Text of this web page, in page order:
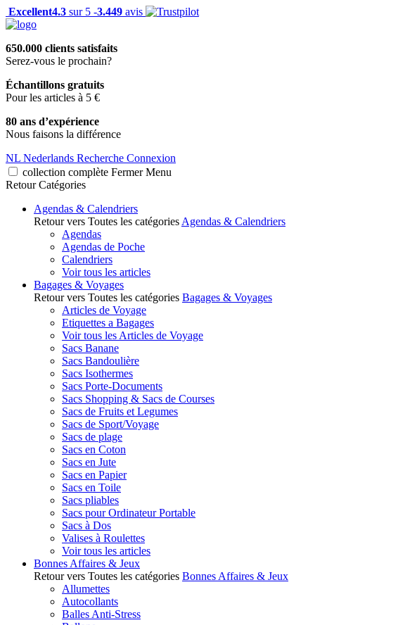
Excellent4.3 sur 5 -3.449 avis
650.000 clients satisfaits
Serez-vous le prochain?
Échantillons gratuits
Pour les articles à 5 €
80 ans d’expérience
Nous faisons la différence
NL Nederlands Recherche Connexion
collection complète Fermer Menu
Retour Catégories
Agendas & Calendriers
Retour vers Toutes les catégories Agendas & Calendriers
Agendas
Agendas de Poche
Calendriers
Voir tous les articles
Bagages & Voyages
Retour vers Toutes les catégories Bagages & Voyages
Articles de Voyage
Etiquettes a Bagages
Voir tous les Articles de Voyage
Sacs Banane
Sacs Bandoulière
Sacs Isothermes
Sacs Porte-Documents
Sacs Shopping & Sacs de Courses
Sacs de Fruits et Legumes
Sacs de Sport/Voyage
Sacs de plage
Sacs en Coton
Sacs en Jute
Sacs en Papier
Sacs en Toile
Sacs pliables
Sacs pour Ordinateur Portable
Sacs à Dos
Valises à Roulettes
Voir tous les articles
Bonnes Affaires & Jeux
Retour vers Toutes les catégories Bonnes Affaires & Jeux
Allumettes
Autocollants
Balles Anti-Stress